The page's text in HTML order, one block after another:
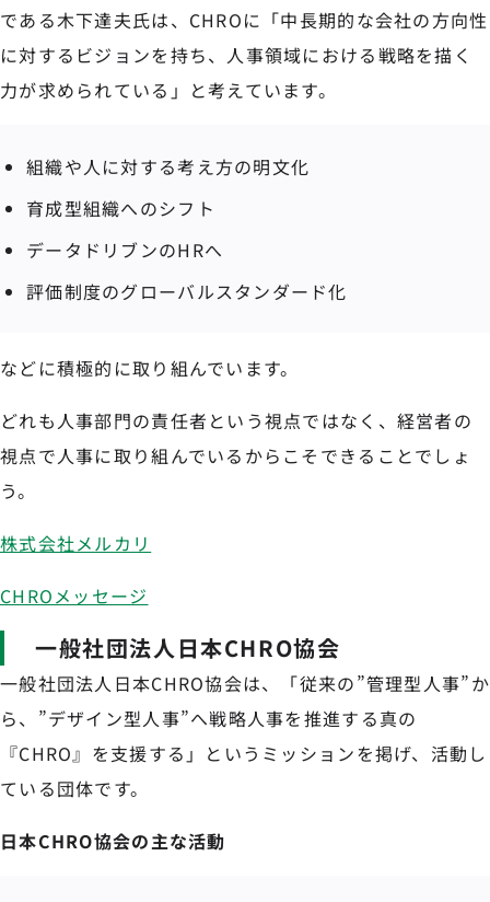
である木下達夫氏は、CHROに「中長期的な会社の方向性
に対するビジョンを持ち、人事領域における戦略を描く
力が求められている」と考えています。
組織や人に対する考え方の明文化
育成型組織へのシフト
データドリブンのHRへ
評価制度のグローバルスタンダード化
などに積極的に取り組んでいます。
どれも人事部門の責任者という視点ではなく、経営者の
視点で人事に取り組んでいるからこそできることでしょ
う。
株式会社メルカリ
CHROメッセージ
一般社団法人日本CHRO協会
一般社団法人日本CHRO協会は、「従来の”管理型人事”か
ら、”デザイン型人事”へ戦略人事を推進する真の
『CHRO』を支援する」というミッションを掲げ、活動し
ている団体です。
日本CHRO協会の主な活動